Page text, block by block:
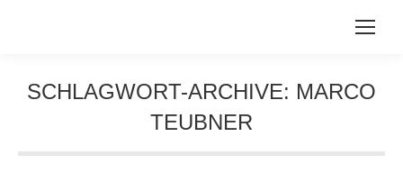
SCHLAGWORT-ARCHIVE: MARCO
TEUBNER